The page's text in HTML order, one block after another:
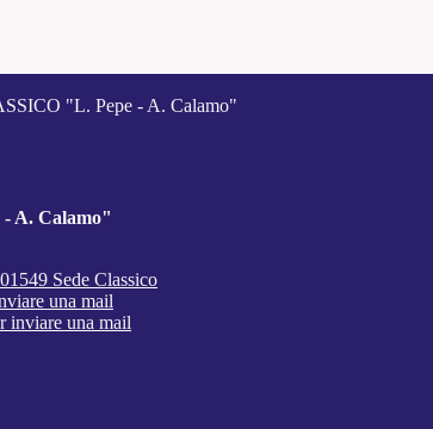
"L. Pepe - A. Calamo"
A. Calamo"
Sede Classico
una mail
inviare una mail